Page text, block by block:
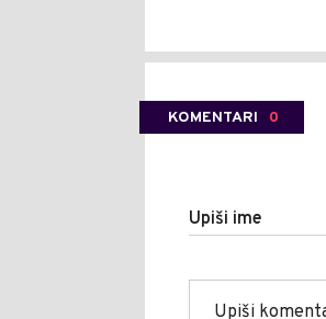
KOMENTARI 0
Upiši ime